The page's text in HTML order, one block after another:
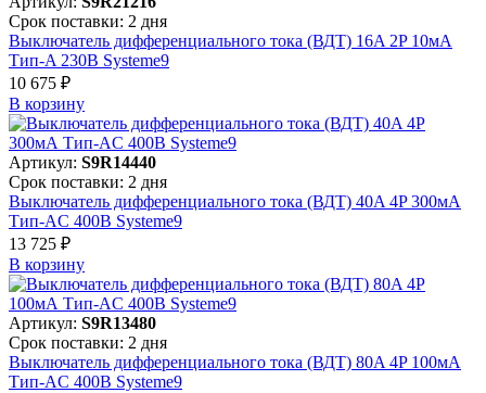
Срок поставки: 2 дня
Выключатель дифференциального тока (ВДТ) 16A 2P 10мА
Тип-A 230В Systeme9
10 675 ₽
В корзинy
Артикул: S9R14440
Срок поставки: 2 дня
Выключатель дифференциального тока (ВДТ) 40A 4P 300мА
Тип-AC 400В Systeme9
13 725 ₽
В корзинy
Артикул: S9R13480
Срок поставки: 2 дня
Выключатель дифференциального тока (ВДТ) 80A 4P 100мА
Тип-AC 400В Systeme9